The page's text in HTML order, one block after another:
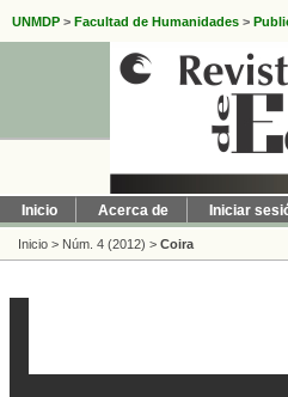
UNMDP > Facultad de Humanidades >
Inicio Acerca de Iniciar
Inicio > Núm. 4 (2012) > Coira